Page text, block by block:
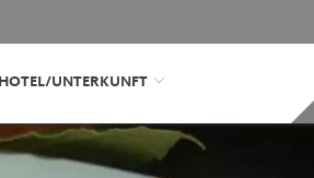
HOTEL/UNTERKUNFT